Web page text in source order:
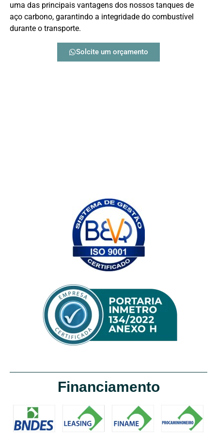
uma das principais vantagens dos nossos tanques de
aço carbono, garantindo a integridade do combustível
durante o transporte.
Solcite um orçamento
Financiamento